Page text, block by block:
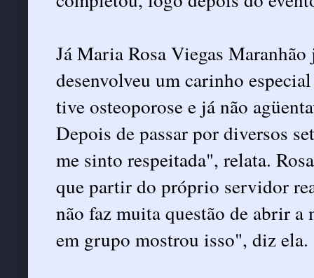
Já Maria Rosa Viegas
desenvolveu um carinho
tive osteoporose e já não
Depois de passar por diversos
me sinto respeitada", relata.
que partir do próprio servidor
não faz muita questão de abrir
em grupo mostrou isso", diz ela.